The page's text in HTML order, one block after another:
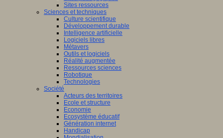
Sites ressources
Sciences et techniques
Culture scientifique
Développement durable
Intelligence artificielle
Logiciels libres
Métavers
Outils et logiciels
Réalité augmentée
Ressources sciences
Robotique
Technologies
Société
Acteurs des territoires
Ecole et structure
Economie
Ecosystème éducatif
Génération internet
Handicap